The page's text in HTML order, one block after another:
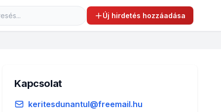
Új hirdetés hozzáadása
Kapcsolat
keritesdunantul@freemail.hu